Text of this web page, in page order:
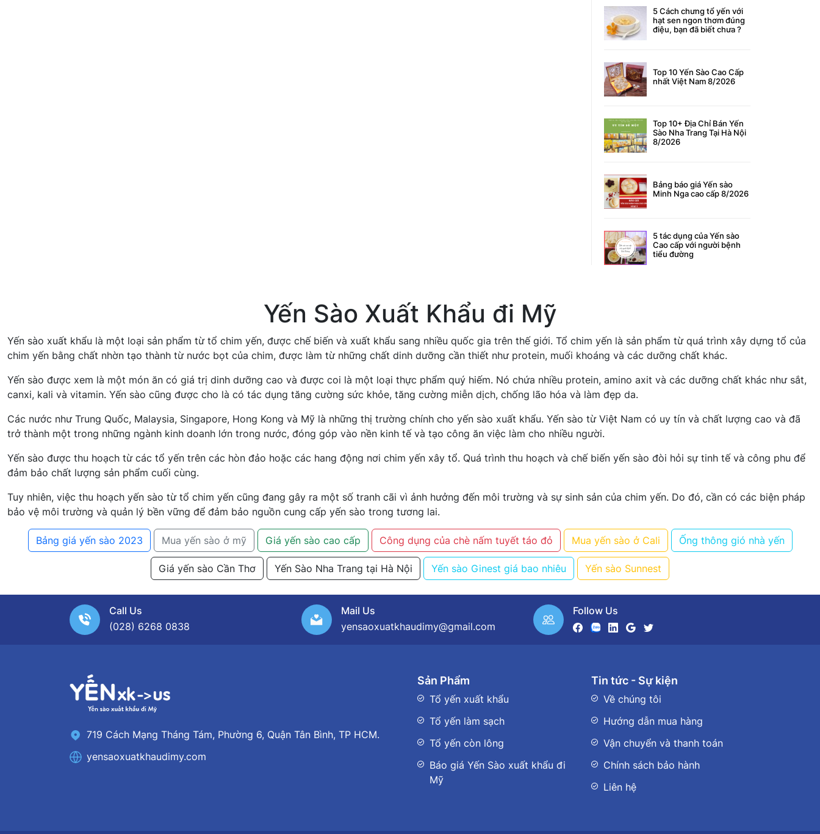
5 Cách chưng tổ yến với
hạt sen ngon thơm đúng
điệu, bạn đã biết chưa ?
Top 10 Yến Sào Cao Cấp
nhất Việt Nam 8/2026
Top 10+ Địa Chỉ Bán Yến
Sào Nha Trang Tại Hà Nội
8/2026
Bảng báo giá Yến sào
Minh Nga cao cấp 8/2026
5 tác dụng của Yến sào
Cao cấp với người bệnh
tiểu đường
Yến Sào Xuất Khẩu đi Mỹ
Yến sào xuất khẩu là một loại sản phẩm từ tổ chim yến, được chế biến và xuất khẩu sang nhiều quốc gia trên thế giới. Tổ chim yến là sản phẩm từ quá trình xây dựng tổ của
chim yến bằng chất nhờn tạo thành từ nước bọt của chim, được làm từ những chất dinh dưỡng cần thiết như protein, muối khoáng và các dưỡng chất khác.
Yến sào được xem là một món ăn có giá trị dinh dưỡng cao và được coi là một loại thực phẩm quý hiếm. Nó chứa nhiều protein, amino axit và các dưỡng chất khác như sắt,
canxi, kali và vitamin. Yến sào cũng được cho là có tác dụng tăng cường sức khỏe, tăng cường miễn dịch, chống lão hóa và làm đẹp da.
Các nước như Trung Quốc, Malaysia, Singapore, Hong Kong và Mỹ là những thị trường chính cho yến sào xuất khẩu. Yến sào từ Việt Nam có uy tín và chất lượng cao và đã
trở thành một trong những ngành kinh doanh lớn trong nước, đóng góp vào nền kinh tế và tạo công ăn việc làm cho nhiều người.
Yến sào được thu hoạch từ các tổ yến trên các hòn đảo hoặc các hang động nơi chim yến xây tổ. Quá trình thu hoạch và chế biến yến sào đòi hỏi sự tinh tế và công phu để
đảm bảo chất lượng sản phẩm cuối cùng.
Tuy nhiên, việc thu hoạch yến sào từ tổ chim yến cũng đang gây ra một số tranh cãi vì ảnh hưởng đến môi trường và sự sinh sản của chim yến. Do đó, cần có các biện pháp
bảo vệ môi trường và quản lý bền vững để đảm bảo nguồn cung cấp yến sào trong tương lai.
Bảng giá yến sào 2023 Mua yến sào ở mỹ Giá yến sào cao cấp Công dụng của chè nấm tuyết táo đỏ Mua yến sào ở Cali Ống thông gió nhà yến
Giá yến sào Cần Thơ Yến Sào Nha Trang tại Hà Nội Yến sào Ginest giá bao nhiêu Yến sào Sunnest
Call Us
(028) 6268 0838
Mail Us
yensaoxuatkhaudimy@gmail.com
Follow Us
719 Cách Mạng Tháng Tám, Phường 6, Quận Tân Bình, TP HCM.
yensaoxuatkhaudimy.com
Sản Phẩm
Tổ yến xuất khẩu
Tổ yến làm sạch
Tổ yến còn lông
Báo giá Yến Sào xuất khẩu đi
Mỹ
Tin tức - Sự kiện
Về chúng tôi
Hướng dẫn mua hàng
Vận chuyển và thanh toán
Chính sách bảo hành
Liên hệ